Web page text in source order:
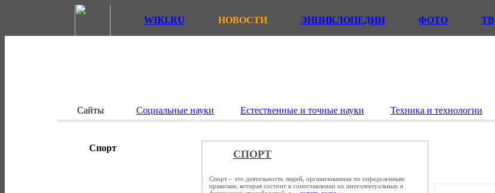
WIKI.RU НОВОСТИ ЭНЦИКЛОПЕДИИ ФОТО ТВ
Сайты Социальные науки Естественные и точные науки Техника и технологии
Спорт
СПОРТ
Спорт – это деятельность людей, организованная по определенным
правилам, которая состоит в сопоставлении их интеллектуальных и